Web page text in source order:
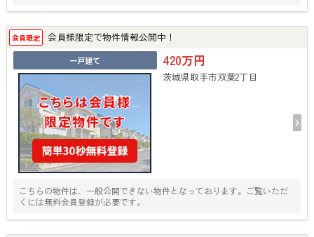
会員限定 会員様限定で物件情報公開中！
一戸建て 420万円
茨城県取手市双葉2丁目
こちらの物件は、一般公開できない物件となっております。ご覧いただ
くには無料会員登録が必要です。